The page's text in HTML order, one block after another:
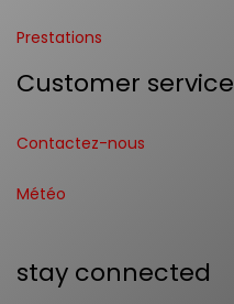
Prestations
Customer service
Contactez-nous
Météo
stay connected